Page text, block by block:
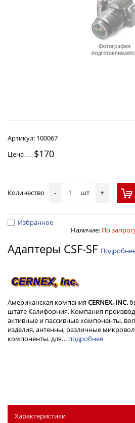
Артикул: 100067
Цена
$170
Количество - шт +
Избранное
Наличие: По
Адаптеры CSF-SF
Американская компанияCERNEX, INC.
штате Калифорния. Компания
активные и пассивные компоненты,
изделия, антенны, различные
компоненты. для… подробнее
Характеристики